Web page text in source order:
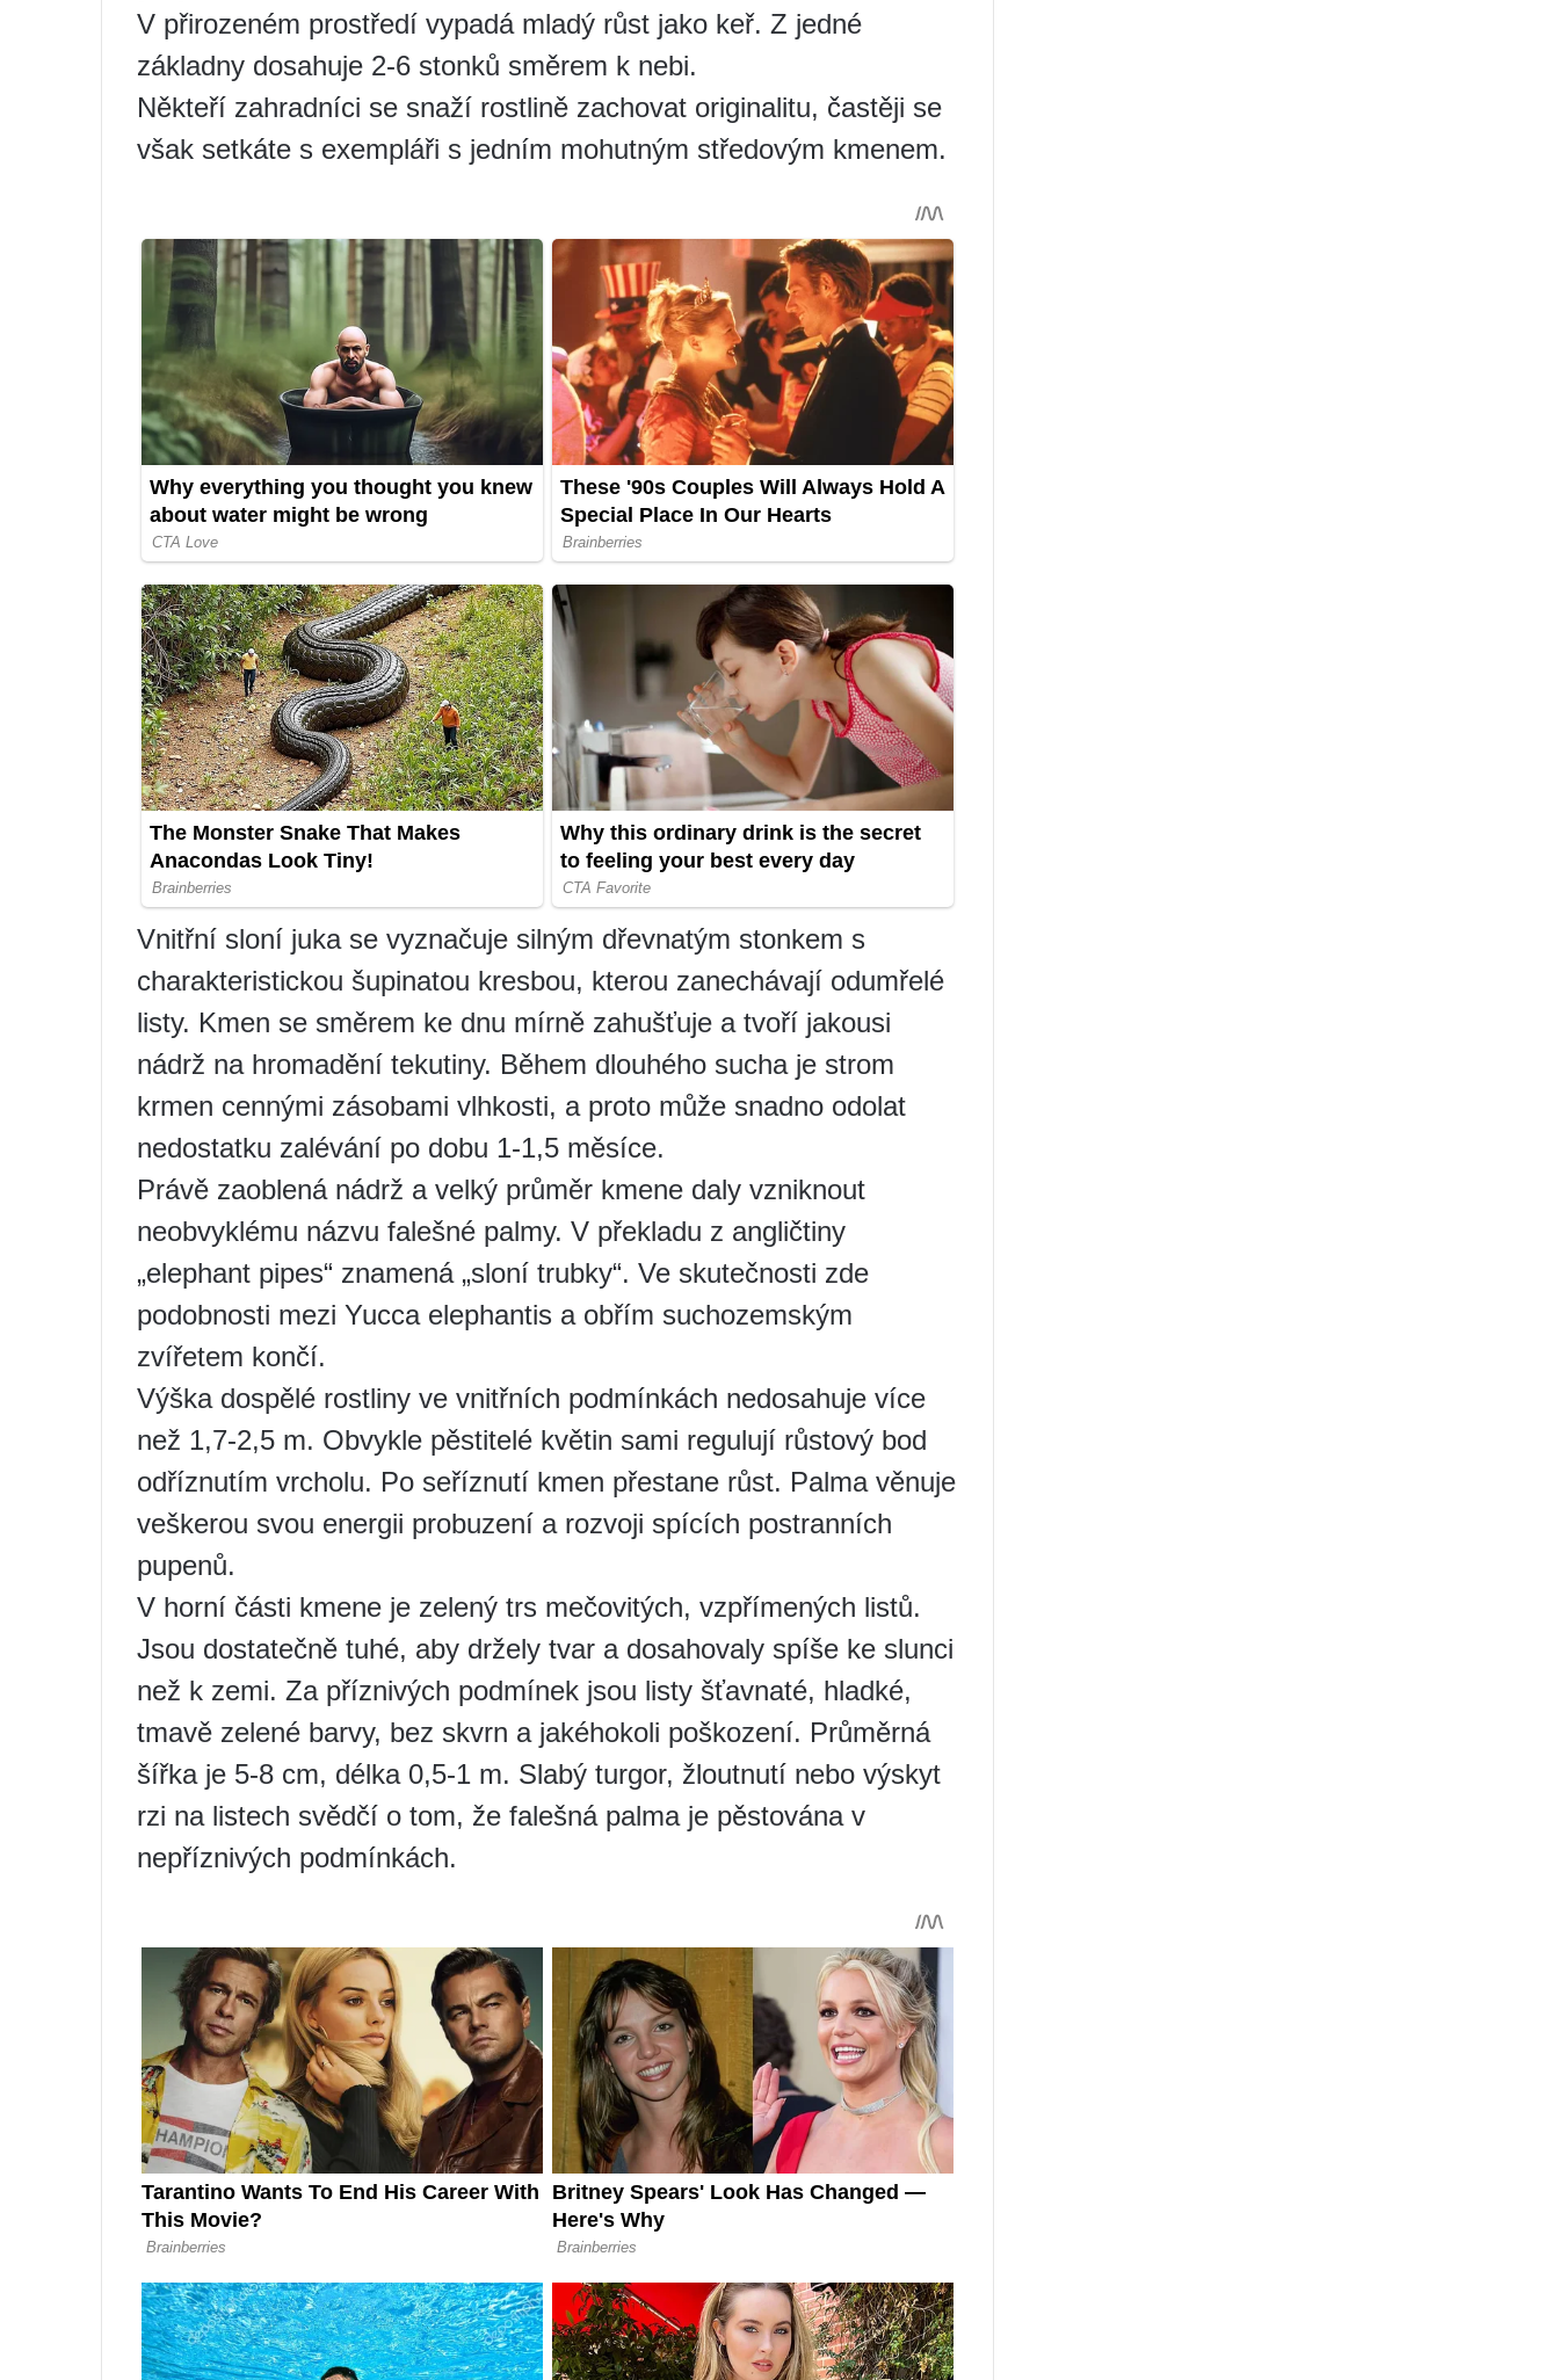
V přirozeném prostředí vypadá mladý růst jako keř. Z jedné
základny dosahuje 2-6 stonků směrem k nebi.
Někteří zahradníci se snaží rostlině zachovat originalitu, častěji se
však setkáte s exempláři s jedním mohutným středovým kmenem.
Vnitřní sloní juka se vyznačuje silným dřevnatým stonkem s
charakteristickou šupinatou kresbou, kterou zanechávají odumřelé
listy. Kmen se směrem ke dnu mírně zahušťuje a tvoří jakousi
nádrž na hromadění tekutiny. Během dlouhého sucha je strom
krmen cennými zásobami vlhkosti, a proto může snadno odolat
nedostatku zalévání po dobu 1-1,5 měsíce.
Právě zaoblená nádrž a velký průměr kmene daly vzniknout
neobvyklému názvu falešné palmy. V překladu z angličtiny
„elephant pipes“ znamená „sloní trubky“. Ve skutečnosti zde
podobnosti mezi Yucca elephantis a obřím suchozemským
zvířetem končí.
Výška dospělé rostliny ve vnitřních podmínkách nedosahuje více
než 1,7-2,5 m. Obvykle pěstitelé květin sami regulují růstový bod
odříznutím vrcholu. Po seříznutí kmen přestane růst. Palma věnuje
veškerou svou energii probuzení a rozvoji spících postranních
pupenů.
V horní části kmene je zelený trs mečovitých, vzpřímených listů.
Jsou dostatečně tuhé, aby držely tvar a dosahovaly spíše ke slunci
než k zemi. Za příznivých podmínek jsou listy šťavnaté, hladké,
tmavě zelené barvy, bez skvrn a jakéhokoli poškození. Průměrná
šířka je 5-8 cm, délka 0,5-1 m. Slabý turgor, žloutnutí nebo výskyt
rzi na listech svědčí o tom, že falešná palma je pěstována v
nepříznivých podmínkách.